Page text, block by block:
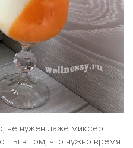
не нужен даже миксер.
в том, что нужно время